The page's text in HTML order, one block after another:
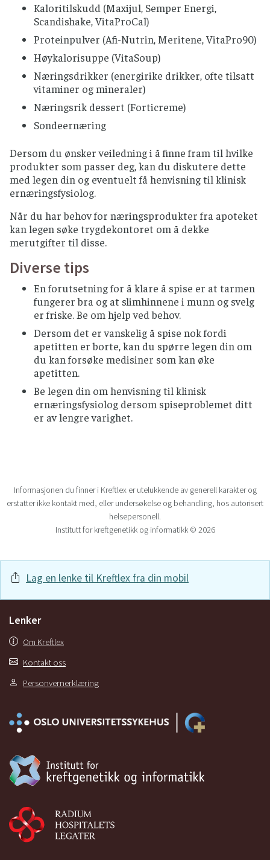
Kaloritilskudd (Maxijul, Semper Energi,
Scandishake, VitaProCal)
Proteinpulver (Afi-Nutrin, Meritene, VitaPro90)
Høykalorisuppe (VitaSoup)
Næringsdrikker (energirike drikker, ofte tilsatt
vitaminer og mineraler)
Næringsrik dessert (Forticreme)
Sondeernæring
Dersom du ønsker veiledning i å finne fram til hvilke
produkter som passer deg, kan du diskutere dette
med legen din og eventuelt få henvisning til klinisk
ernæringsfysiolog.
Når du har behov for næringsprodukter fra apoteket
kan legen søke trygdekontoret om å dekke
merutgifter til disse.
Diverse tips
En forutsetning for å klare å spise er at tarmen
fungerer bra og at slimhinnene i munn og svelg
er friske. Be om hjelp ved behov.
Dersom det er vanskelig å spise nok fordi
apetitten er borte, kan du spørre legen din om
du kan forsøke medisiner som kan øke
apetitten.
Be legen din om henvisning til klinisk
ernæringsfysiolog dersom spiseproblemet ditt
er av lengre varighet.
Informasjonen du finner i Kreftlex er utelukkende av generell karakter og
erstatter ikke kontakt med, eller undersøkelse og behandling, hos autorisert
helsepersonell.
Institutt for kreftgenetikk og informatikk © 2026
Lag en lenke til Kreftlex fra din mobil
Lenker
Om Kreftlex
Kontakt oss
Personvernerklæring